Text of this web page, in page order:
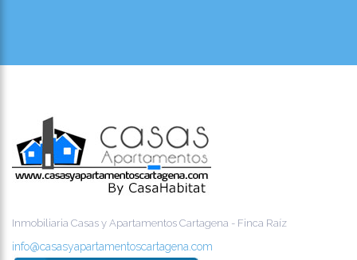
Inmobiliaria Casas y Apartamentos Cartagena - Finca Raíz
info@casasyapartamentoscartagena.com